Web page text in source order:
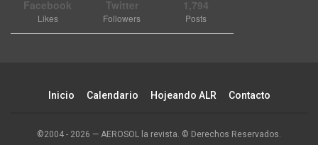
Facebook
Likes
Twitter
Followers
1,794
Posts
Inicio Calendario Hojeando ALR Contacto
©2004 - 2026 — AEROSOL la revista. © Derechos Reservados.